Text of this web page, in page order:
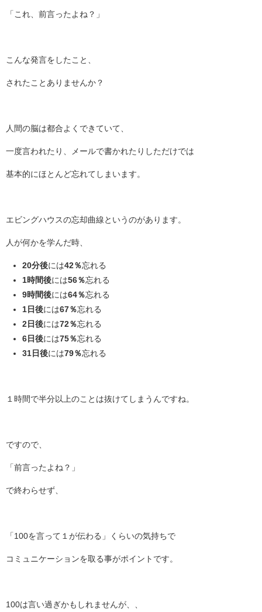
「これ、前言ったよね？」
こんな発言をしたこと、
されたことありませんか？
人間の脳は都合よくできていて、
一度言われたり、メールで書かれたりしただけでは
基本的にほとんど忘れてしまいます。
エビングハウスの忘却曲線というのがあります。
人が何かを学んだ時、
20分後には42％忘れる
1時間後には56％忘れる
9時間後には64％忘れる
1日後には67％忘れる
2日後には72％忘れる
6日後には75％忘れる
31日後には79％忘れる
１時間で半分以上のことは抜けてしまうんですね。
ですので、
「前言ったよね？」
で終わらせず、
「100を言って１が伝わる」くらいの気持ちで
コミュニケーションを取る事がポイントです。
100は言い過ぎかもしれませんが、、